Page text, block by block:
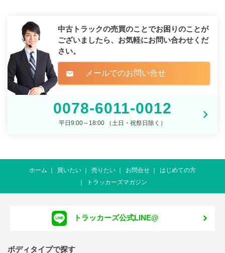
中古トラックの売買のことでお困りのことが
ございましたら、 お気軽にお問い合わせくだ
さい。
mail メールでのお問い合せ
0078-6011-0012
平日9:00～18:00 （土日・祝祭日除く）
ホーム 買いたい 売りたい お問合せ
はじめての方
トラッカーズマガジン
トラッカーズ公式LINE@
ボディタイプで探す